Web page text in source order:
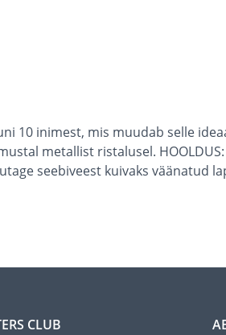
10 inimest, mis muudab selle
metallist ristalusel.
seebiveest kuivaks väänatud
CLUB